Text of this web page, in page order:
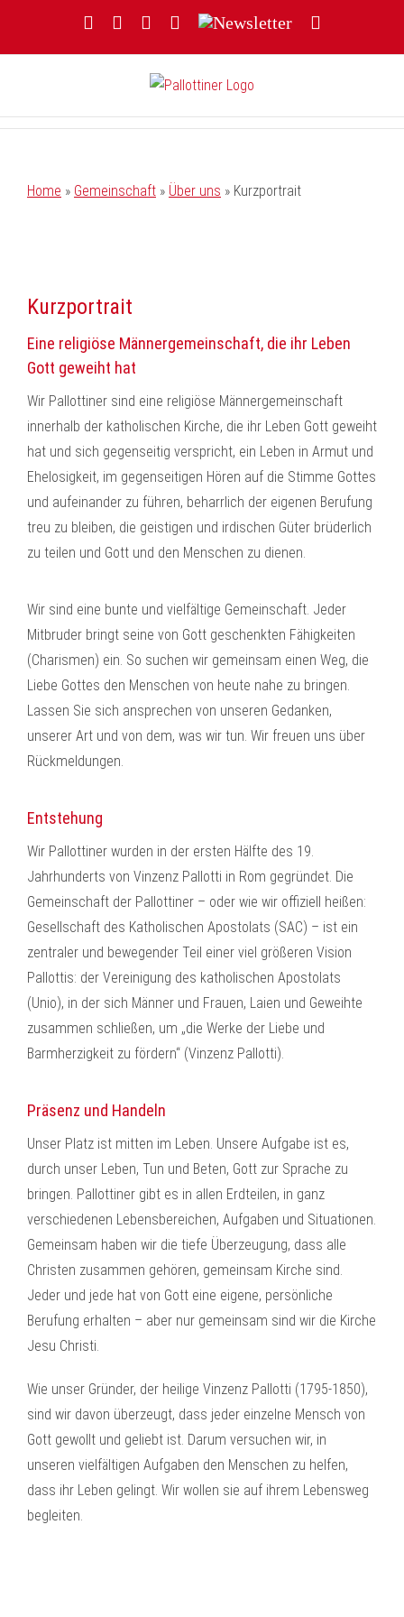
FacebookYouTubeInstagram
Threads
Newsletter
Home » Gemeinschaft » Über uns » Kurzportrait
Kurzportrait
Eine religiöse Männergemeinschaft, die ihr Leben
Gott geweiht hat
Wir Pallottiner sind eine religiöse Männergemeinschaft
innerhalb der katholischen Kirche, die ihr Leben Gott geweiht
hat und sich gegenseitig verspricht, ein Leben in Armut und
Ehelosigkeit, im gegenseitigen Hören auf die Stimme Gottes
und aufeinander zu führen, beharrlich der eigenen Berufung
treu zu bleiben, die geistigen und irdischen Güter brüderlich
zu teilen und Gott und den Menschen zu dienen.
Wir sind eine bunte und vielfältige Gemeinschaft. Jeder
Mitbruder bringt seine von Gott geschenkten Fähigkeiten
(Charismen) ein. So suchen wir gemeinsam einen Weg, die
Liebe Gottes den Menschen von heute nahe zu bringen.
Lassen Sie sich ansprechen von unseren Gedanken,
unserer Art und von dem, was wir tun. Wir freuen uns über
Rückmeldungen.
Entstehung
Wir Pallottiner wurden in der ersten Hälfte des 19.
Jahrhunderts von Vinzenz Pallotti in Rom gegründet. Die
Gemeinschaft der Pallottiner – oder wie wir offiziell heißen:
Gesellschaft des Katholischen Apostolats (SAC) – ist ein
zentraler und bewegender Teil einer viel größeren Vision
Pallottis: der Vereinigung des katholischen Apostolats
(Unio), in der sich Männer und Frauen, Laien und Geweihte
zusammen schließen, um „die Werke der Liebe und
Barmherzigkeit zu fördern“ (Vinzenz Pallotti).
Präsenz und Handeln
Unser Platz ist mitten im Leben. Unsere Aufgabe ist es,
durch unser Leben, Tun und Beten, Gott zur Sprache zu
bringen. Pallottiner gibt es in allen Erdteilen, in ganz
verschiedenen Lebensbereichen, Aufgaben und Situationen.
Gemeinsam haben wir die tiefe Überzeugung, dass alle
Christen zusammen gehören, gemeinsam Kirche sind.
Jeder und jede hat von Gott eine eigene, persönliche
Berufung erhalten – aber nur gemeinsam sind wir die Kirche
Jesu Christi.
Wie unser Gründer, der heilige Vinzenz Pallotti (1795-1850),
sind wir davon überzeugt, dass jeder einzelne Mensch von
Gott gewollt und geliebt ist. Darum versuchen wir, in
unseren vielfältigen Aufgaben den Menschen zu helfen,
dass ihr Leben gelingt. Wir wollen sie auf ihrem Lebensweg
begleiten.